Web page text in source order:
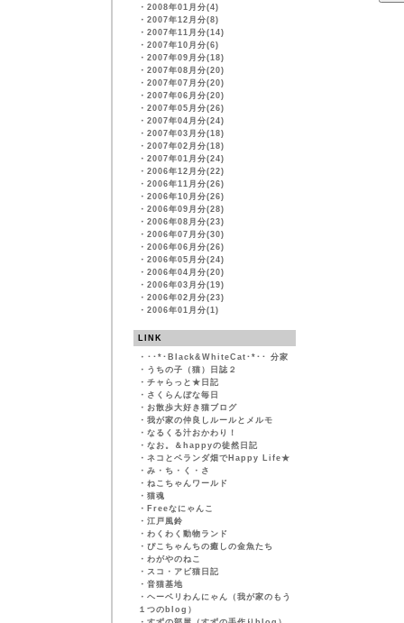
・ 2008年01月分(4)
・ 2007年12月分(8)
・ 2007年11月分(14)
・ 2007年10月分(6)
・ 2007年09月分(18)
・ 2007年08月分(20)
・ 2007年07月分(20)
・ 2007年06月分(20)
・ 2007年05月分(26)
・ 2007年04月分(24)
・ 2007年03月分(18)
・ 2007年02月分(18)
・ 2007年01月分(24)
・ 2006年12月分(22)
・ 2006年11月分(26)
・ 2006年10月分(26)
・ 2006年09月分(28)
・ 2006年08月分(23)
・ 2006年07月分(30)
・ 2006年06月分(26)
・ 2006年05月分(24)
・ 2006年04月分(20)
・ 2006年03月分(19)
・ 2006年02月分(23)
・ 2006年01月分(1)
LINK
・ ･･*･Black&WhiteCat･*･･ 分家
・ うちの子（猫）日誌２
・ チャらっと★日記
・ さくらんぼな毎日
・ お散歩大好き猫ブログ
・ 我が家の仲良しルールとメルモ
・ なるくる汁おかわり！
・ なお。＆happyの徒然日記
・ ネコとベランダ畑でHappy Life★
・ み・ち・く・さ
・ ねこちゃんワールド
・ 猫魂
・ Freeなにゃんこ
・ 江戸風鈴
・ わくわく動物ランド
・ ぴこちゃんちの癒しの金魚たち
・ わがやのねこ
・ スコ・アビ猫日記
・ 音猫基地
・ ヘーベリわんにゃん（我が家のもう
１つのblog）